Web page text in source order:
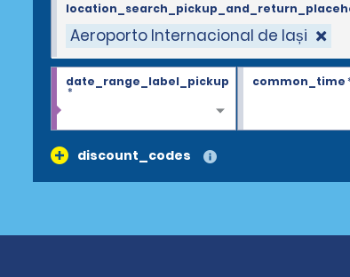
Aeroporto Internacional de Iași
date_range_label_pickup
*
common_time
discount_codes